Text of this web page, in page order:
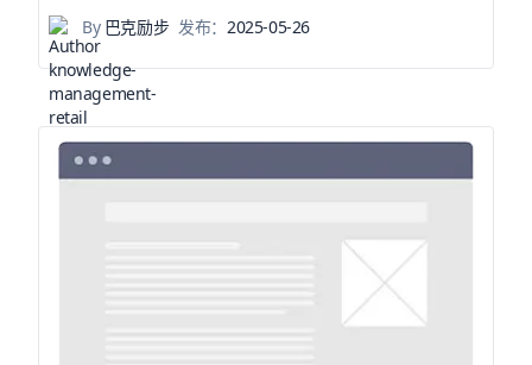
By巴克励步 发布： 2025-05-26